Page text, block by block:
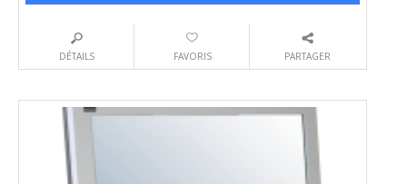
DÉTAILS FAVORIS PARTAGER